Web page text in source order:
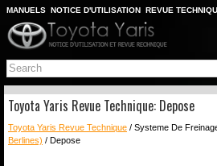
MANUELS NOTICE D'UTILISATION REVUE
PLAN DU SITE
CHERCHER
Toyota Yaris Revue Technique: Depose
Toyota Yaris Revue Technique / Systeme De
Berlines) / Depose